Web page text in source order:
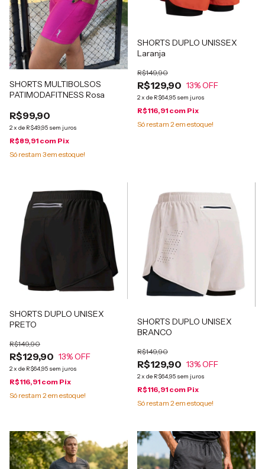
SHORTS MULTIBOLSOS
PATIMODAFITNESS Rosa
R$99,90
2x de R$49,95 sem juros
R$89,91 com Pix
Só restam 3em estoque!
SHORTS DUPLO UNISSEX
Laranja
R$129,90
R$149,90
13% OFF
2x de R$64,95 sem juros
R$116,91 com Pix
Só restam 2em estoque!
SHORTS DUPLO UNISEX
PRETO
R$129,90
R$149,90
13% OFF
2x de R$64,95 sem juros
R$116,91 com Pix
Só restam 2em estoque!
SHORTS DUPLO UNISEX
BRANCO
R$129,90
R$149,90
13% OFF
2x de R$64,95 sem juros
R$116,91 com Pix
Só restam 2em estoque!